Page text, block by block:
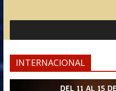
INTERNACIONAL